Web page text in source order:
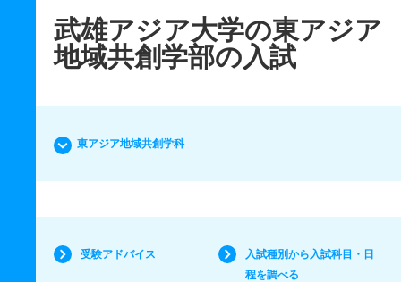
武雄アジア大学の東アジア
地域共創学部の入試
東アジア地域共創学科
受験アドバイス
入試種別から入試科目・日
程を調べる